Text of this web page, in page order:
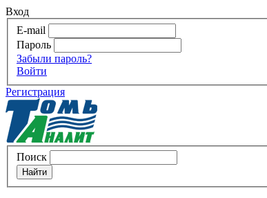
Вход
E-mail
Пароль
Забыли пароль?
Войти
Регистрация
Поиск